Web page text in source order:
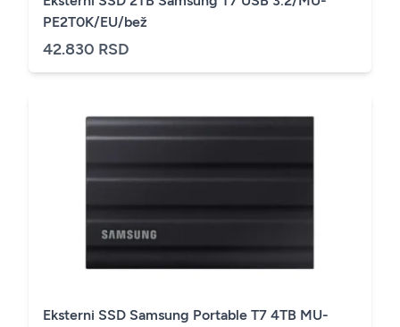
PE2T0K/EU/bež
42.830 RSD
Eksterni SSD Samsung Portable T7 4TB MU-